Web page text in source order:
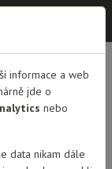
informace a web
jde o
nebo
data nikam dále